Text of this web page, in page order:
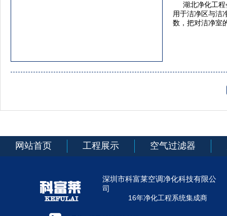
湖北净化工
用于洁净区与洁
数，把对洁净室
网站首页 工程展示 空气过滤器
深圳市科富莱空调净化科技有限公
司
16年净化工程系统集成商